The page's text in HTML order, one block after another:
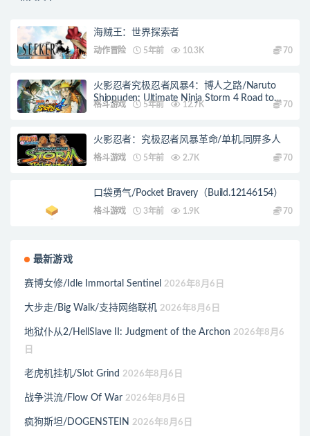
海贼王：世界探索者
动作冒险 5年前 10.3K 70
火影忍者究极忍者风暴4：博人之路/Naruto
Shippuden: Ultimate Ninja Storm 4 Road to
Boruto
格斗游戏 5年前 12.7K 70
火影忍者：究极忍者风暴革命/单机.同屏多人
格斗游戏 5年前 2.7K 70
口袋勇气/Pocket Bravery（Build.12146154）
格斗游戏 3年前 1.9K 70
最新游戏
赛博女修/Idle Immortal Sentinel 2026年8月6日
大步走/Big Walk/支持网络联机 2026年8月6日
地狱仆从2/HellSlave II: Judgment of the Archon 2026年8月6
日
老虎机挂机/Slot Grind 2026年8月6日
战争洪流/Flow Of War 2026年8月6日
疯狗斯坦/DOGENSTEIN 2026年8月6日